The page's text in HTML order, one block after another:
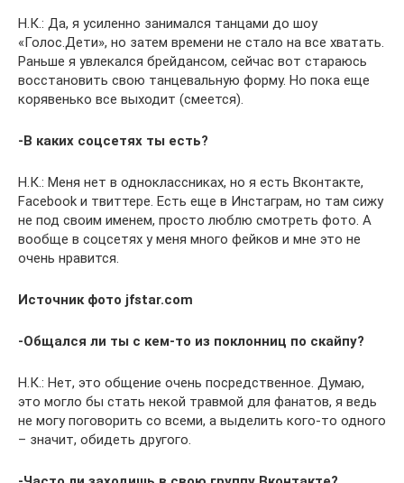
Н.К.: Да, я усиленно занимался танцами до шоу
«Голос.Дети», но затем времени не стало на все хватать.
Раньше я увлекался брейдансом, сейчас вот стараюсь
восстановить свою танцевальную форму. Но пока еще
корявенько все выходит (смеется).
-В каких соцсетях ты есть?
Н.К.: Меня нет в одноклассниках, но я есть Вконтакте,
Facebook и твиттере. Есть еще в Инстаграм, но там сижу
не под своим именем, просто люблю смотреть фото. А
вообще в соцсетях у меня много фейков и мне это не
очень нравится.
Источник фото jfstar.com
-Общался ли ты с кем-то из поклонниц по скайпу?
Н.К.: Нет, это общение очень посредственное. Думаю,
это могло бы стать некой травмой для фанатов, я ведь
не могу поговорить со всеми, а выделить кого-то одного
– значит, обидеть другого.